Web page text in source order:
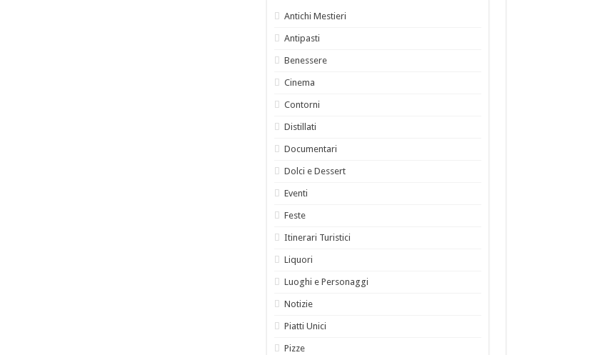
Antichi Mestieri
Antipasti
Benessere
Cinema
Contorni
Distillati
Documentari
Dolci e Dessert
Eventi
Feste
Itinerari Turistici
Liquori
Luoghi e Personaggi
Notizie
Piatti Unici
Pizze